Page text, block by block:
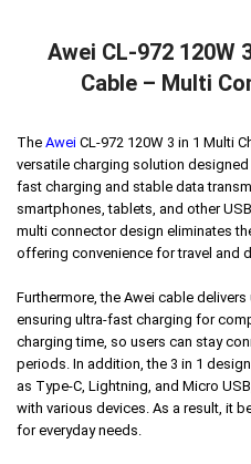
Awei CL-972 120W
Cable – Multi
The Awei CL-972 120W 3 in 1 Multi
versatile charging solution
fast charging and stable data
smartphones, tablets, and other
multi connector design eliminates
offering convenience for travel and
Furthermore, the Awei cable
ensuring ultra-fast charging for
charging time, so users can stay
periods. In addition, the 3 in 1
as Type-C, Lightning, and Micro
with various devices. As a result, it
for everyday needs.